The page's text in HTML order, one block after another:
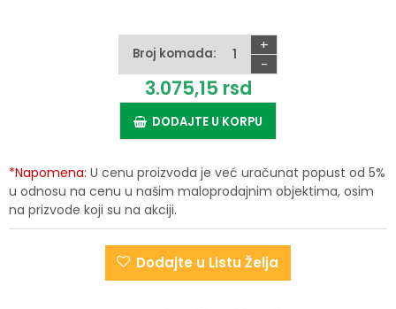
Broj komada:
+
-
3.075,15 rsd
DODAJTE U KORPU
*Napomena: U cenu proizvoda je već uračunat popust od 5%
u odnosu na cenu u našim maloprodajnim objektima, osim
na prizvode koji su na akciji.
Dodajte u Listu Želja